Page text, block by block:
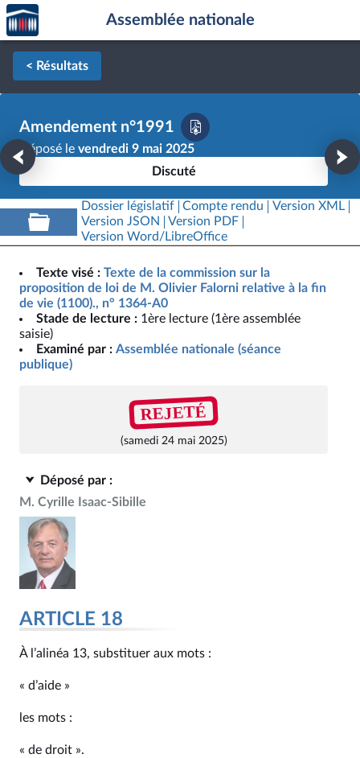
Aller au contenu
Aller en bas de la page
Accèder
à la
page
d'accueil
Assemblée nationale
< Résultats
Amendement n°1991
Déposé le vendredi 9 mai 2025
Discuté
Dossier législatif Compte rendu
Version XML
Version JSON
Version PDF
Version Word/LibreOffice
Texte visé : Texte de la commission sur la
proposition de loi de M. Olivier Falorni relative à la fin
de vie (1100)., n° 1364-A0
Stade de lecture : 1ère lecture (1ère assemblée
saisie)
Examiné par : Assemblée nationale (séance
publique)
REJETÉ
(samedi 24 mai 2025)
Déposé par :
M. Cyrille Isaac-Sibille
ARTICLE 18
À l’alinéa 13, substituer aux mots :
« d’aide »
les mots :
« de droit ».